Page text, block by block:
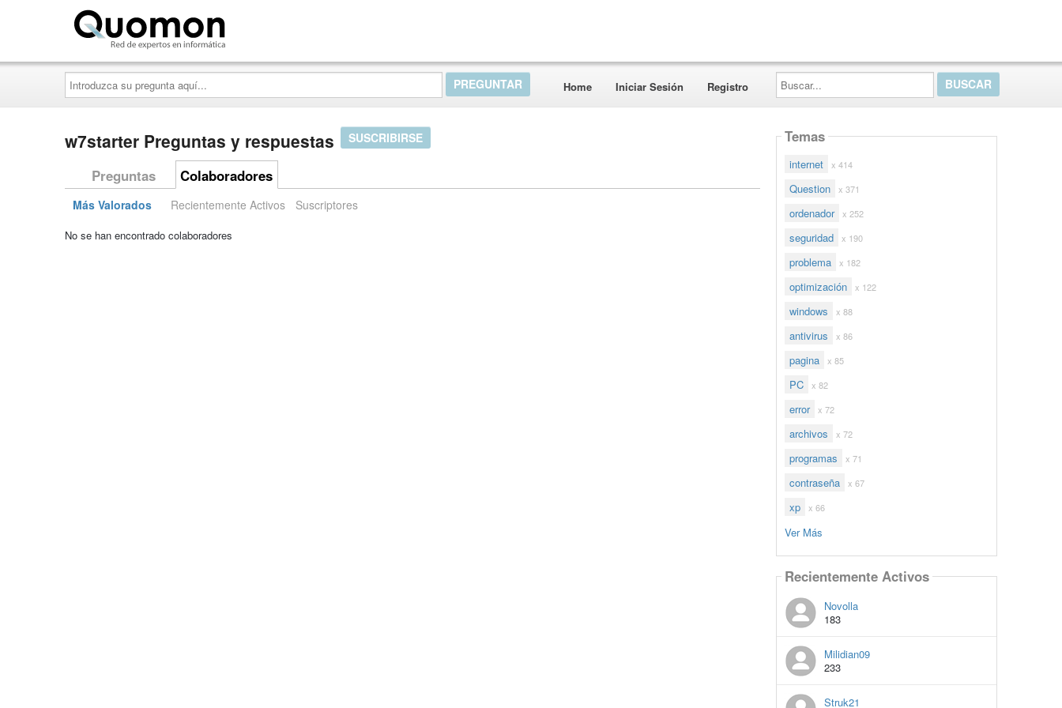
Introduzca
su
pregunta
aquí...
Home Iniciar Sesión Registro
Buscar...
w7starter Preguntas y respuestas SUSCRIBIRSE
Preguntas Colaboradores
Más Valorados Recientemente Activos Suscriptores
No se han encontrado colaboradores
Temas
internet x 414
Question x 371
ordenador x 252
seguridad x 190
problema x 182
optimización x 122
windows x 88
antivirus x 86
pagina x 85
PC x 82
error x 72
archivos x 72
programas x 71
contraseña x 67
xp x 66
Ver Más
Recientemente Activos
Novolla
183
Milidian09
233
Struk21